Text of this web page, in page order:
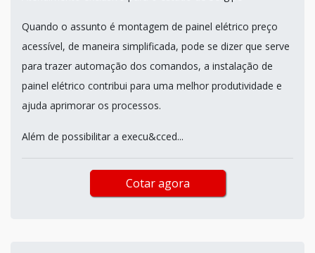
Quando o assunto é montagem de painel elétrico preço
acessível, de maneira simplificada, pode se dizer que serve
para trazer automação dos comandos, a instalação de
painel elétrico contribui para uma melhor produtividade e
ajuda aprimorar os processos.
Além de possibilitar a execu&cced...
Cotar agora